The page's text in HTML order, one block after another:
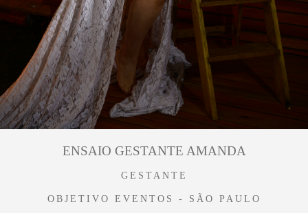
GESTANTE
OBJETIVO EVENTOS - SÃO PAULO
ENSAIO GESTANTE AMANDA